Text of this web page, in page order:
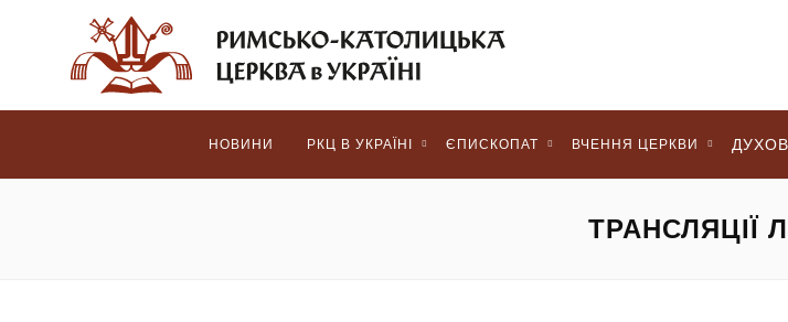
НОВИНИ РКЦ В УКРАЇНІ ЄПИСКОПАТ ВЧЕННЯ ЦЕРКВИ
ТРАНСЛЯЦІЇ